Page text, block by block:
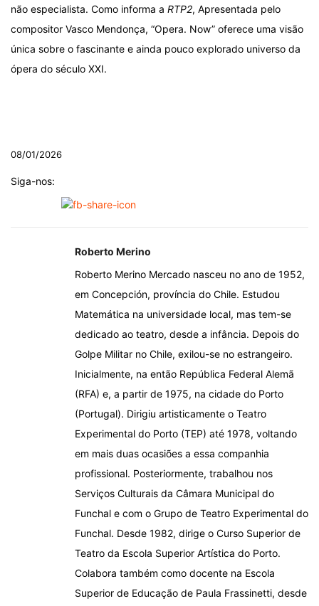
não especialista. Como informa a RTP2, Apresentada pelo
compositor Vasco Mendonça, “Opera. Now” oferece uma visão
única sobre o fascinante e ainda pouco explorado universo da
ópera do século XXI.
08/01/2026
Siga-nos:
Roberto Merino
Roberto Merino Mercado nasceu no ano de 1952,
em Concepción, província do Chile. Estudou
Matemática na universidade local, mas tem-se
dedicado ao teatro, desde a infância. Depois do
Golpe Militar no Chile, exilou-se no estrangeiro.
Inicialmente, na então República Federal Alemã
(RFA) e, a partir de 1975, na cidade do Porto
(Portugal). Dirigiu artisticamente o Teatro
Experimental do Porto (TEP) até 1978, voltando
em mais duas ocasiões a essa companhia
profissional. Posteriormente, trabalhou nos
Serviços Culturais da Câmara Municipal do
Funchal e com o Grupo de Teatro Experimental do
Funchal. Desde 1982, dirige o Curso Superior de
Teatro da Escola Superior Artística do Porto.
Colabora também como docente na Escola
Superior de Educação de Paula Frassinetti, desde